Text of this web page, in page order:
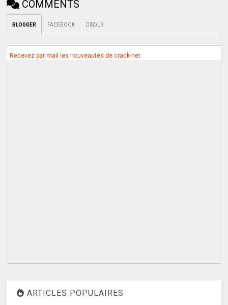
COMMENTS
BLOGGER FACEBOOK DISQUS
Recevez par mail les nouveautés de crack-net
ARTICLES POPULAIRES